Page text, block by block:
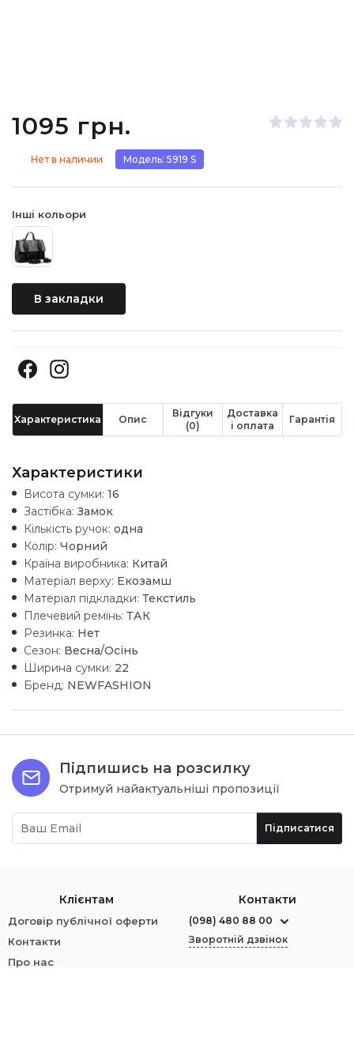
1095 грн.
Нет в наличии Модель: 5919 S
Інші кольори
В закладки
Характеристика Опис
Відгуки
(0)
Доставка
і оплата
Гарантія
Характеристики
Висота сумки: 16
Застібка: Замок
Кількість ручок: одна
Колір: Чорний
Країна виробника: Китай
Матеріал верху: Екозамш
Матеріал підкладки: Текстиль
Плечевий ремінь: ТАК
Резинка: Нет
Сезон: Весна/Осінь
Ширина сумки: 22
Бренд: NEWFASHION
Підпишись на розсилку
Отримуй найактуальніші пропозиції
Підписатися
Клієнтам
Договір публічної оферти
Контакти
Про нас
Контакти
(098) 480 88 00
Зворотній дзвінок